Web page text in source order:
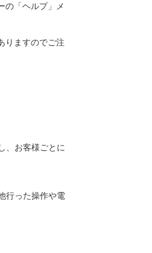
の「ヘルプ」メ
りますのでご注
、お客様ごとに
行った操作や電